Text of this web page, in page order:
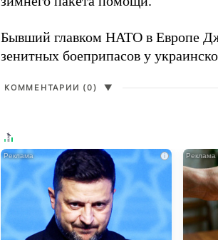
Бывший главком НАТО в Европе
зенитных боеприпасов у
КОММЕНТАРИИ (0) ▼
i